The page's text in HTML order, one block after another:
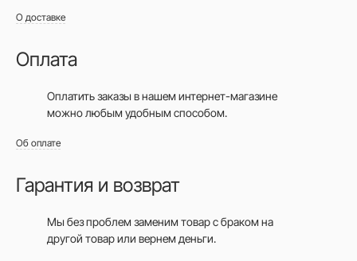
О доставке
Оплата
Оплатить заказы в нашем интернет-магазине
можно любым удобным способом.
Об оплате
Гарантия и возврат
Мы без проблем заменим товар с браком на
другой товар или вернем деньги.